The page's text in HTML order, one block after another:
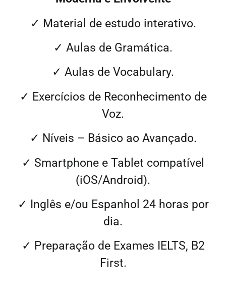
✓ Material de estudo interativo.
✓ Aulas de Gramática.
✓ Aulas de Vocabulary.
✓ Exercícios de Reconhecimento de
Voz.
✓ Níveis – Básico ao Avançado.
✓ Smartphone e Tablet compatível
(iOS/Android).
✓ Inglês e/ou Espanhol 24 horas por
dia.
✓ Preparação de Exames IELTS, B2
First.